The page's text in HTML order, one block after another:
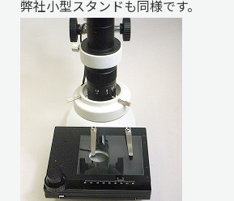
弊社小型スタンドも同様です。